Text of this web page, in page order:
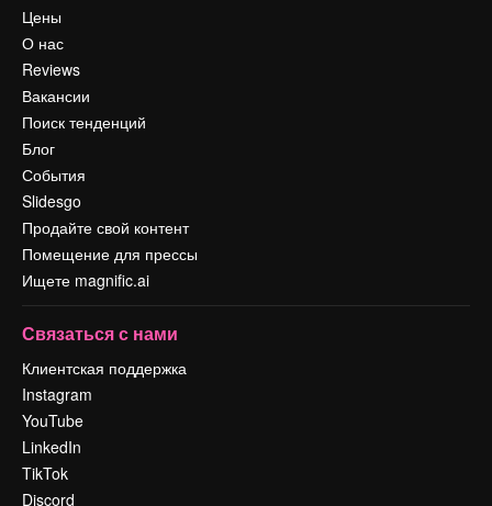
Цены
О нас
Reviews
Вакансии
Поиск тенденций
Блог
События
Slidesgo
Продайте свой контент
Помещение для прессы
Ищете magnific.ai
Связаться с нами
Клиентская поддержка
Instagram
YouTube
LinkedIn
TikTok
Discord